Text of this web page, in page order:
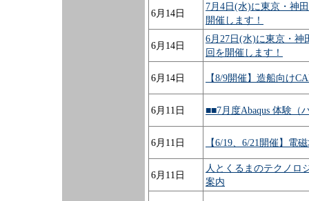
6月14日
7月4日(水)に東京・神
開催します！
6月14日
6月27日(水)に東京・神
回を開催します！
6月14日 【8/9開催】造船向け
6月11日 ■■7月度Abaqus 体験（
6月11日 【6/19、6/21開催】電
6月11日
人とくるまのテクノロ
案内